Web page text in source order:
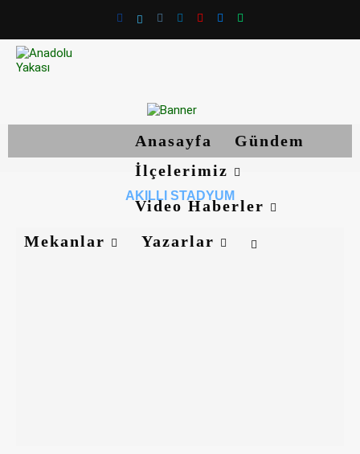
Anasayfa
Gündem
İlçelerimiz
Video Haberler
Mekanlar
Yazarlar
AKILLI STADYUM